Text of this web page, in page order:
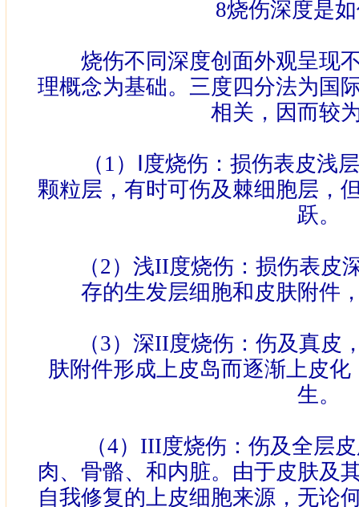
8烧伤深度是
烧伤不同深度创面外观呈现不
理概念为基础。三度四分法为国
相关，因而较
（ 1 ）
度烧伤：损伤表皮浅
颗粒层，有时可伤及棘细胞层，
跃。
（2 ）浅II度烧伤：损伤表皮
存的生发层细胞和皮肤附件
（3）深II度烧伤：伤及真皮
肤附件形成上皮岛而逐渐上皮
生。
（4） III度烧伤：伤及全层
肉、骨骼、和内脏。由于皮肤及
自我修复的上皮细胞来源，无论